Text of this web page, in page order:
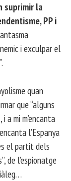
suprimir la
PP i
i exculpar el
quan
que “alguns
a mi m’encanta
l’Espanya
el partit dels
de l’espionatge